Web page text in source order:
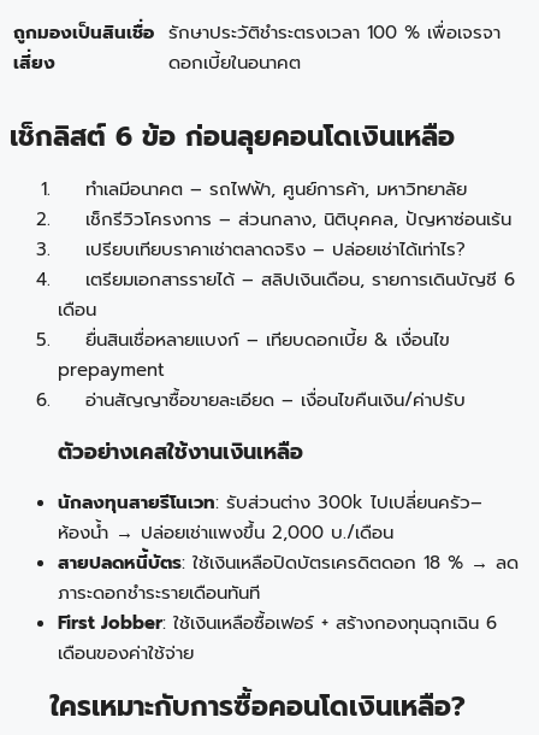
ถูกมองเป็นสินเชื่อ
เสี่ยง
รักษาประวัติชำระตรงเวลา 100 % เพื่อเจรจา
ดอกเบี้ยในอนาคต
เช็กลิสต์ 6 ข้อ ก่อนลุยคอนโดเงินเหลือ
ทำเลมีอนาคต – รถไฟฟ้า, ศูนย์การค้า, มหาวิทยาลัย
เช็กรีวิวโครงการ – ส่วนกลาง, นิติบุคคล, ปัญหาซ่อนเร้น
เปรียบเทียบราคาเช่าตลาดจริง – ปล่อยเช่าได้เท่าไร?
เตรียมเอกสารรายได้ – สลิปเงินเดือน, รายการเดินบัญชี 6
เดือน
ยื่นสินเชื่อหลายแบงก์ – เทียบดอกเบี้ย & เงื่อนไข
prepayment
อ่านสัญญาซื้อขายละเอียด – เงื่อนไขคืนเงิน/ค่าปรับ
ตัวอย่างเคสใช้งานเงินเหลือ
นักลงทุนสายรีโนเวท: รับส่วนต่าง 300k ไปเปลี่ยนครัว–
ห้องน้ำ → ปล่อยเช่าแพงขึ้น 2,000 บ./เดือน
สายปลดหนี้บัตร: ใช้เงินเหลือปิดบัตรเครดิตดอก 18 % → ลด
ภาระดอกชำระรายเดือนทันที
First Jobber: ใช้เงินเหลือซื้อเฟอร์ + สร้างกองทุนฉุกเฉิน 6
เดือนของค่าใช้จ่าย
ใครเหมาะกับการซื้อคอนโดเงินเหลือ?